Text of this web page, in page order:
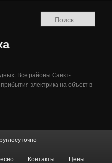
Все районы Санкт-
электрика на объект в
Контакты Цены